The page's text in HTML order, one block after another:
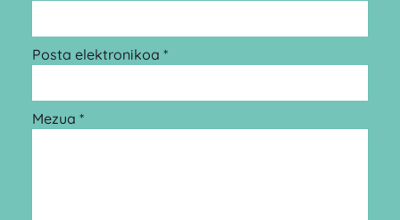
Posta elektronikoa *
Mezua *